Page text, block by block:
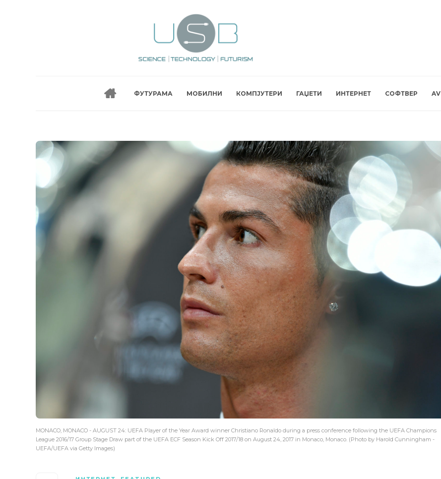
ФУТУРАМА МОБИЛНИ КОМПЈУТЕРИ ГАЏЕТИ ИНТЕРНЕТ СОФТВЕР AV
MONACO, MONACO - AUGUST 24: UEFA Player of the Year Award winner Christiano Ronaldo during a press conference following the UEFA Champions
League 2016/17 Group Stage Draw part of the UEFA ECF Season Kick Off 2017/18 on August 24, 2017 in Monaco, Monaco. (Photo by Harold Cunningham -
UEFA/UEFA via Getty Images)